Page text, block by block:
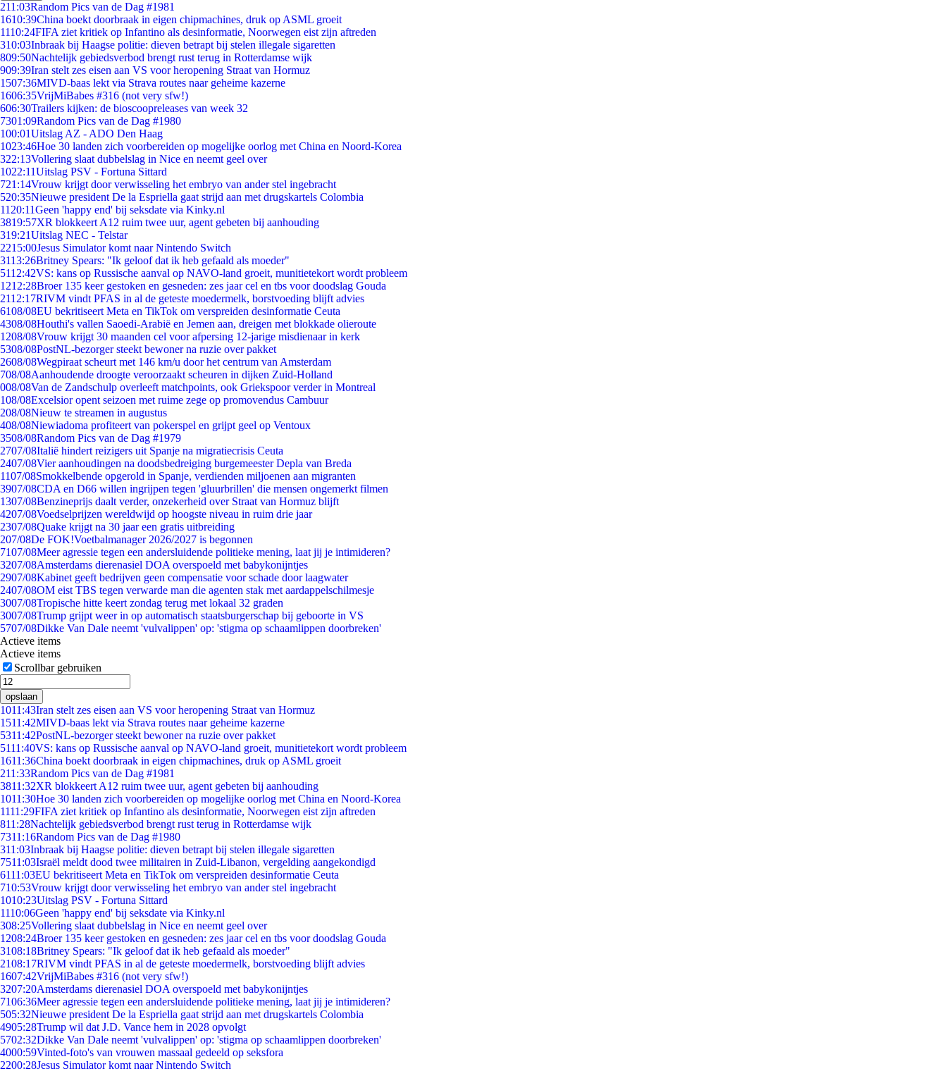
211:03Random Pics van de Dag #1981
1610:39China boekt doorbraak in eigen chipmachines, druk op ASML groeit
1110:24FIFA ziet kritiek op Infantino als desinformatie, Noorwegen eist zijn aftreden
310:03Inbraak bij Haagse politie: dieven betrapt bij stelen illegale sigaretten
809:50Nachtelijk gebiedsverbod brengt rust terug in Rotterdamse wijk
909:39Iran stelt zes eisen aan VS voor heropening Straat van Hormuz
1507:36MIVD-baas lekt via Strava routes naar geheime kazerne
1606:35VrijMiBabes #316 (not very sfw!)
606:30Trailers kijken: de bioscoopreleases van week 32
7301:09Random Pics van de Dag #1980
100:01Uitslag AZ - ADO Den Haag
1023:46Hoe 30 landen zich voorbereiden op mogelijke oorlog met China en Noord-Korea
322:13Vollering slaat dubbelslag in Nice en neemt geel over
1022:11Uitslag PSV - Fortuna Sittard
721:14Vrouw krijgt door verwisseling het embryo van ander stel ingebracht
520:35Nieuwe president De la Espriella gaat strijd aan met drugskartels Colombia
11 20:11Geen 'happy end' bij seksdate via Kinky.nl
3819:57XR blokkeert A12 ruim twee uur, agent gebeten bij aanhouding
319:21Uitslag NEC - Telstar
2215:00Jesus Simulator komt naar Nintendo Switch
3113:26Britney Spears: "Ik geloof dat ik heb gefaald als moeder"
5112:42VS: kans op Russische aanval op NAVO-land groeit, munitietekort wordt probleem
1212:28Broer 135 keer gestoken en gesneden: zes jaar cel en tbs voor doodslag Gouda
2112:17RIVM vindt PFAS in al de geteste moedermelk, borstvoeding blijft advies
6108/08EU bekritiseert Meta en TikTok om verspreiden desinformatie Ceuta
4308/08Houthi's vallen Saoedi-Arabië en Jemen aan, dreigen met blokkade olieroute
1208/08Vrouw krijgt 30 maanden cel voor afpersing 12-jarige misdienaar in kerk
5308/08PostNL-bezorger steekt bewoner na ruzie over pakket
2608/08Wegpiraat scheurt met 146 km/u door het centrum van Amsterdam
708/08Aanhoudende droogte veroorzaakt scheuren in dijken Zuid-Holland
008/08Van de Zandschulp overleeft matchpoints, ook Griekspoor verder in Montreal
108/08Excelsior opent seizoen met ruime zege op promovendus Cambuur
208/08Nieuw te streamen in augustus
408/08Niewiadoma profiteert van pokerspel en grijpt geel op Ventoux
3508/08Random Pics van de Dag #1979
2707/08Italië hindert reizigers uit Spanje na migratiecrisis Ceuta
2407/08Vier aanhoudingen na doodsbedreiging burgemeester Depla van Breda
1107/08Smokkelbende opgerold in Spanje, verdienden miljoenen aan migranten
3907/08CDA en D66 willen ingrijpen tegen 'gluurbrillen' die mensen ongemerkt filmen
1307/08Benzineprijs daalt verder, onzekerheid over Straat van Hormuz blijft
4207/08Voedselprijzen wereldwijd op hoogste niveau in ruim drie jaar
2307/08Quake krijgt na 30 jaar een gratis uitbreiding
207/08De FOK!Voetbalmanager 2026/2027 is begonnen
7107/08Meer agressie tegen een andersluidende politieke mening, laat jij je intimideren?
3207/08Amsterdams dierenasiel DOA overspoeld met babykonijntjes
2907/08Kabinet geeft bedrijven geen compensatie voor schade door laagwater
2407/08OM eist TBS tegen verwarde man die agenten stak met aardappelschilmesje
3007/08Tropische hitte keert zondag terug met lokaal 32 graden
3007/08Trump grijpt weer in op automatisch staatsburgerschap bij geboorte in VS
5707/08Dikke Van Dale neemt 'vulvalippen' op: 'stigma op schaamlippen doorbreken'
Actieve items
Actieve items
Scrollbar gebruiken
opslaan
1011:43Iran stelt zes eisen aan VS voor heropening Straat van Hormuz
1511:42MIVD-baas lekt via Strava routes naar geheime kazerne
5311:42PostNL-bezorger steekt bewoner na ruzie over pakket
5111:40VS: kans op Russische aanval op NAVO-land groeit, munitietekort wordt probleem
1611:36China boekt doorbraak in eigen chipmachines, druk op ASML groeit
211:33Random Pics van de Dag #1981
3811:32XR blokkeert A12 ruim twee uur, agent gebeten bij aanhouding
1011:30Hoe 30 landen zich voorbereiden op mogelijke oorlog met China en Noord-Korea
1111:29FIFA ziet kritiek op Infantino als desinformatie, Noorwegen eist zijn aftreden
811:28Nachtelijk gebiedsverbod brengt rust terug in Rotterdamse wijk
7311:16Random Pics van de Dag #1980
311:03Inbraak bij Haagse politie: dieven betrapt bij stelen illegale sigaretten
7511:03Israël meldt dood twee militairen in Zuid-Libanon, vergelding aangekondigd
6111:03EU bekritiseert Meta en TikTok om verspreiden desinformatie Ceuta
710:53Vrouw krijgt door verwisseling het embryo van ander stel ingebracht
1010:23Uitslag PSV - Fortuna Sittard
1110:06Geen 'happy end' bij seksdate via Kinky.nl
308:25Vollering slaat dubbelslag in Nice en neemt geel over
1208:24Broer 135 keer gestoken en gesneden: zes jaar cel en tbs voor doodslag Gouda
3108:18Britney Spears: "Ik geloof dat ik heb gefaald als moeder"
2108:17RIVM vindt PFAS in al de geteste moedermelk, borstvoeding blijft advies
1607:42VrijMiBabes #316 (not very sfw!)
3207:20Amsterdams dierenasiel DOA overspoeld met babykonijntjes
7106:36Meer agressie tegen een andersluidende politieke mening, laat jij je intimideren?
505:32Nieuwe president De la Espriella gaat strijd aan met drugskartels Colombia
4905:28Trump wil dat J.D. Vance hem in 2028 opvolgt
5702:32Dikke Van Dale neemt 'vulvalippen' op: 'stigma op schaamlippen doorbreken'
4000:59Vinted-foto's van vrouwen massaal gedeeld op seksfora
2200:28Jesus Simulator komt naar Nintendo Switch